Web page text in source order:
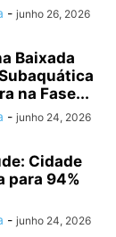
- junho 26, 2026
Baixada
na Fase...
- junho 24, 2026
Cidade
para 94%
- junho 24, 2026